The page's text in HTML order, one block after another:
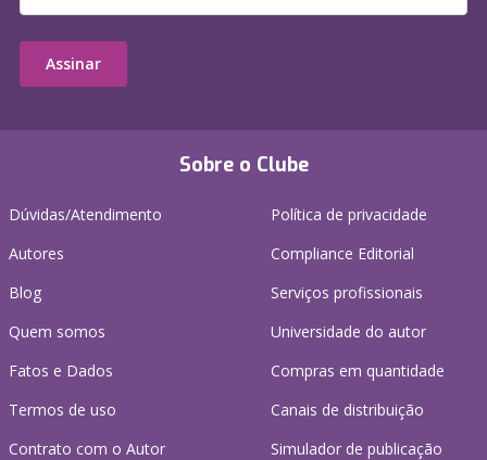
Sobre o Clube
Dúvidas/Atendimento
Autores
Blog
Quem somos
Fatos e Dados
Termos de uso
Contrato com o Autor
Política de privacidade
Compliance Editorial
Serviços profissionais
Universidade do autor
Compras em quantidade
Canais de distribuição
Simulador de publicação
Assinar